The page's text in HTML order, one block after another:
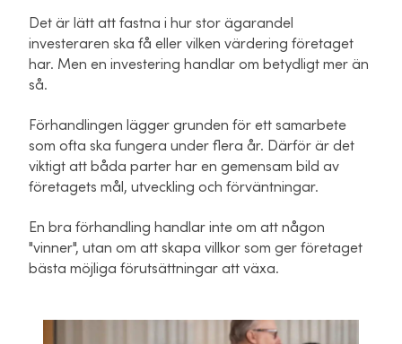
Det är lätt att fastna i hur stor ägarandel
investeraren ska få eller vilken värdering företaget
har. Men en investering handlar om betydligt mer än
så.
Förhandlingen lägger grunden för ett samarbete
som ofta ska fungera under flera år. Därför är det
viktigt att båda parter har en gemensam bild av
företagets mål, utveckling och förväntningar.
En bra förhandling handlar inte om att någon
"vinner", utan om att skapa villkor som ger företaget
bästa möjliga förutsättningar att växa.